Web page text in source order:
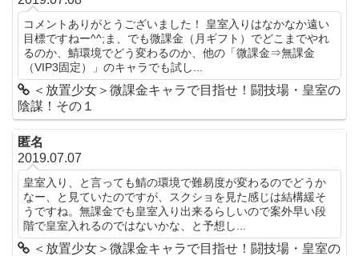
コメントありがとうございました！ 皇室入りはなかなか遠い
目標ですねー^^;ま、でも微課金（月ギフト）でどこまでやれ
るのか、鯖環境でどう変わるのか、他の「微課金⇒無課金
（VIP3固定）」のキャラでも試し...
＜放置少女＞微課金キャラで目指せ！闘技場・皇室の
陰謀！その１
匿名
2019.07.07
皇室入り、と言っても鯖の環境で難易度が変わるのでどうか
なー、と見ていたのですが、スクショを見た感じは結構緩そ
うですね。無課金でも皇室入り出来るらしいので案外早い段
階で皇室入れるのではないかな、と予想し...
＜放置少女＞微課金キャラで目指せ！闘技場・皇室の